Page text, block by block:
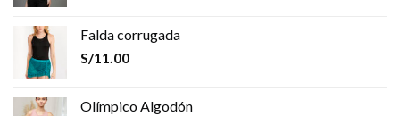
Falda corrugada
S/11.00
Olímpico Algodón